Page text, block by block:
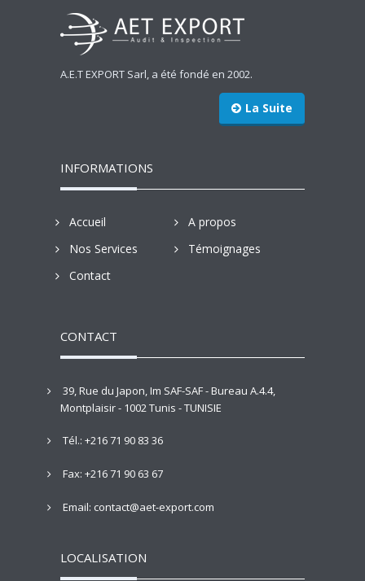
A.E.T EXPORT Sarl, a été fondé en 2002.
La Suite
INFORMATIONS
Accueil
A propos
Nos Services
Témoignages
Contact
CONTACT
39, Rue du Japon, Im SAF-SAF - Bureau A.4.4,
Montplaisir - 1002 Tunis - TUNISIE
Tél.: +216 71 90 83 36
Fax: +216 71 90 63 67
Email: contact@aet-export.com
LOCALISATION